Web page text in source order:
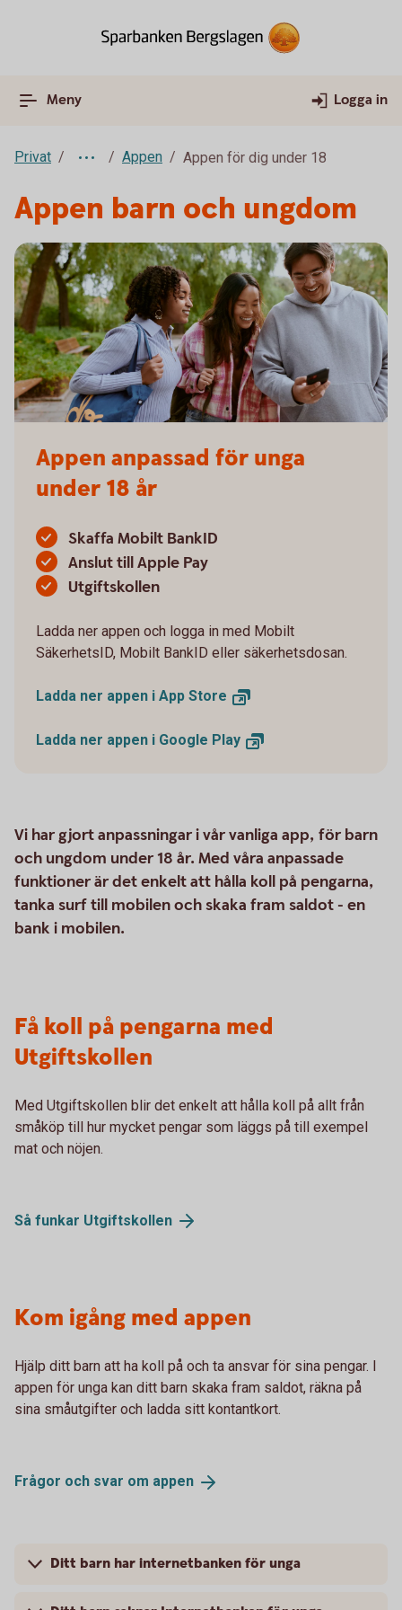
Meny Logga in
Privat Appen Appen för dig under 18
Appen barn och ungdom
Appen anpassad för unga
under 18 år
Skaffa Mobilt BankID
Anslut till Apple Pay
Utgiftskollen
Ladda ner appen och logga in med Mobilt
SäkerhetsID, Mobilt BankID eller säkerhetsdosan.
Ladda ner appen i App Store
Ladda ner appen i Google Play
Vi har gjort anpassningar i vår vanliga app, för barn
och ungdom under 18 år. Med våra anpassade
funktioner är det enkelt att hålla koll på pengarna,
tanka surf till mobilen och skaka fram saldot - en
bank i mobilen.
Få koll på pengarna med
Utgiftskollen
Med Utgiftskollen blir det enkelt att hålla koll på allt från
småköp till hur mycket pengar som läggs på till exempel
mat och nöjen.
Så funkar Utgiftskollen
Kom igång med appen
Hjälp ditt barn att ha koll på och ta ansvar för sina pengar. I
appen för unga kan ditt barn skaka fram saldot, räkna på
sina småutgifter och ladda sitt kontantkort.
Frågor och svar om appen
Ditt barn har internetbanken för unga